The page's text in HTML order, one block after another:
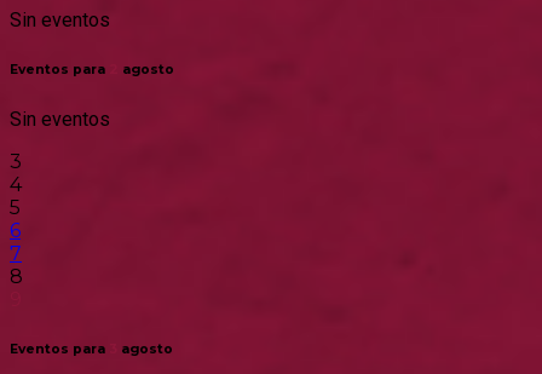
Sin eventos
Eventos para agosto
Sin eventos
3
4
5
6
7
8
Eventos para agosto